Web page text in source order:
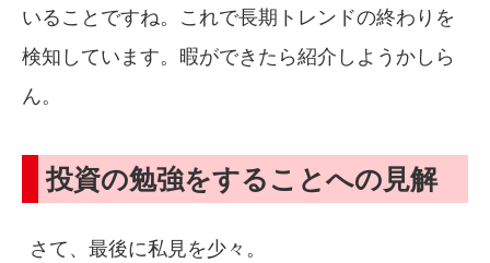
いることですね。これで長期トレンドの終わりを
検知しています。暇ができたら紹介しようかしら
ん。
投資の勉強をすることへの見解
さて、最後に私見を少々。